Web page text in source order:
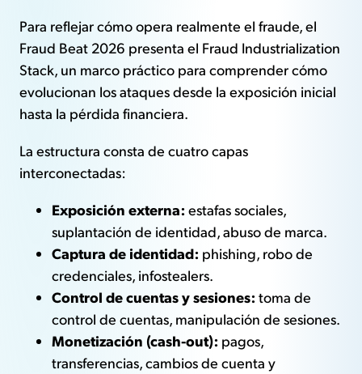
Para reflejar cómo opera realmente el fraude, el
Fraud Beat 2026 presenta el Fraud Industrialization
Stack, un marco práctico para comprender cómo
evolucionan los ataques desde la exposición inicial
hasta la pérdida financiera.
La estructura consta de cuatro capas
interconectadas:
Exposición externa: estafas sociales,
suplantación de identidad, abuso de marca.
Captura de identidad: phishing, robo de
credenciales, infostealers.
Control de cuentas y sesiones: toma de
control de cuentas, manipulación de sesiones.
Monetización (cash-out): pagos,
transferencias, cambios de cuenta y